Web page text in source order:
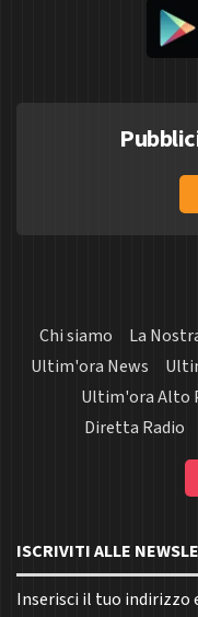
Chi siamo La
Ultim'ora News
Ultim'ora Alto
Diretta Radio
ISCRIVITI ALLE
Inserisci il tuo indirizzo